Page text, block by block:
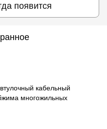
появится
кабельный
многожильных